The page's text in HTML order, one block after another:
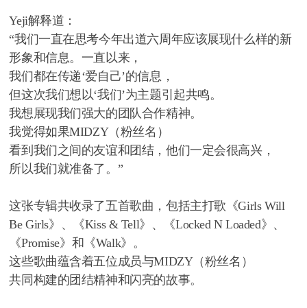
Yeji解释道：
“我们一直在思考今年出道六周年应该展现什么样的新
形象和信息。一直以来，
我们都在传递‘爱自己’的信息，
但这次我们想以‘我们’为主题引起共鸣。
我想展现我们强大的团队合作精神。
我觉得如果MIDZY（粉丝名）
看到我们之间的友谊和团结，他们一定会很高兴，
所以我们就准备了。”
这张专辑共收录了五首歌曲，包括主打歌《Girls Will
Be Girls》、《Kiss & Tell》、《Locked N Loaded》、
《Promise》和《Walk》。
这些歌曲蕴含着五位成员与MIDZY（粉丝名）
共同构建的团结精神和闪亮的故事。